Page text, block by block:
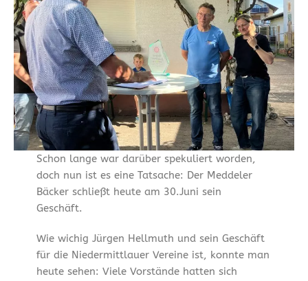
Schon lange war darüber spekuliert worden,
doch nun ist es eine Tatsache: Der Meddeler
Bäcker schließt heute am 30.Juni sein
Geschäft.
Wie wichig Jürgen Hellmuth und sein Geschäft
für die Niedermittlauer Vereine ist, konnte man
heute sehen: Viele Vorstände hatten sich